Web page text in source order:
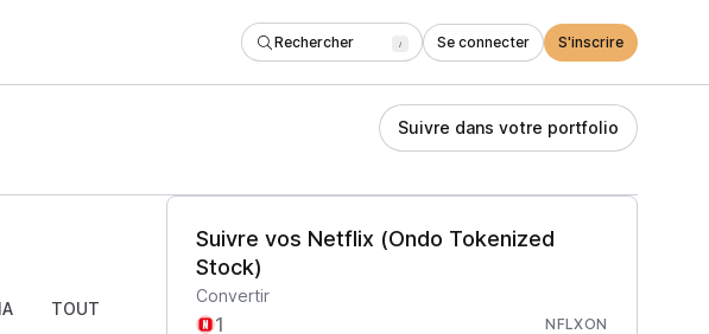
Rechercher / Se connecter S'inscrire
Suivre dans votre portfolio
TOUT
Suivre vos Netflix (Ondo Tokenized
Stock)
Convertir
NFLXON